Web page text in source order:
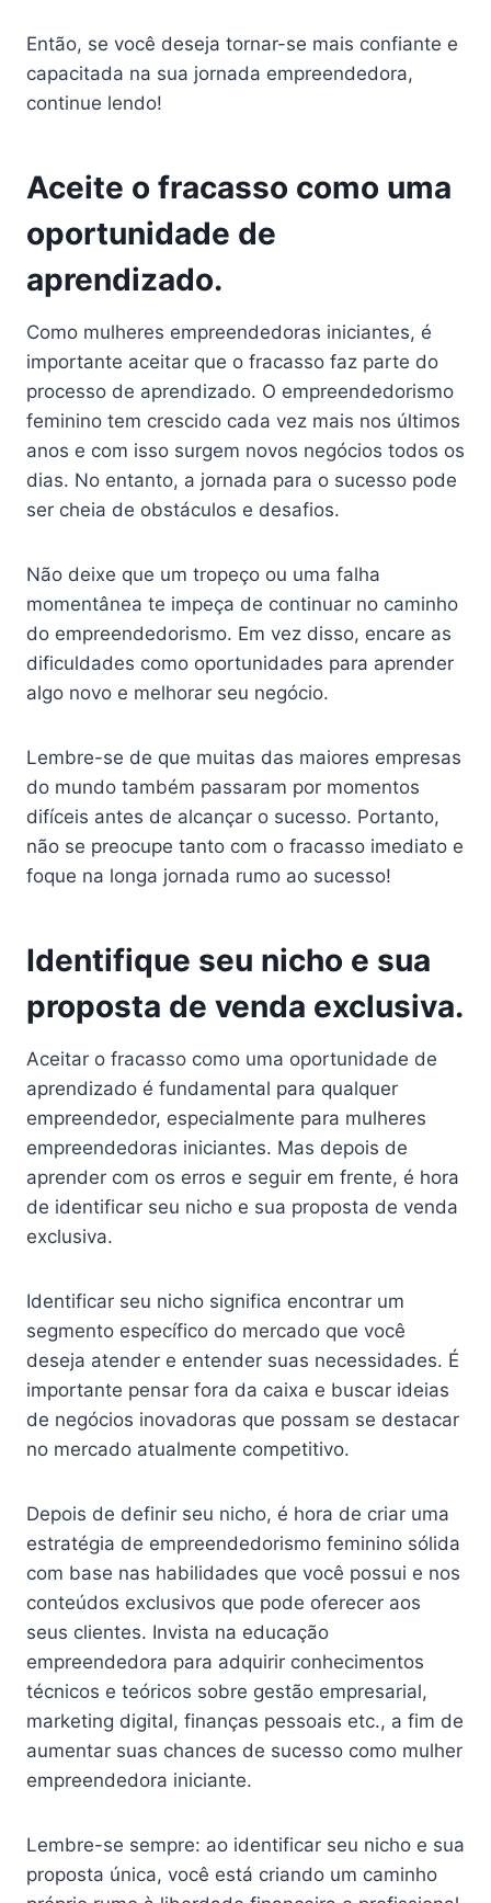
Então, se você deseja tornar-se mais confiante e
capacitada na sua jornada empreendedora,
continue lendo!
Aceite o fracasso como uma
oportunidade de
aprendizado.
Como mulheres empreendedoras iniciantes, é
importante aceitar que o fracasso faz parte do
processo de aprendizado. O empreendedorismo
feminino tem crescido cada vez mais nos últimos
anos e com isso surgem novos negócios todos os
dias. No entanto, a jornada para o sucesso pode
ser cheia de obstáculos e desafios.
Não deixe que um tropeço ou uma falha
momentânea te impeça de continuar no caminho
do empreendedorismo. Em vez disso, encare as
dificuldades como oportunidades para aprender
algo novo e melhorar seu negócio.
Lembre-se de que muitas das maiores empresas
do mundo também passaram por momentos
difíceis antes de alcançar o sucesso. Portanto,
não se preocupe tanto com o fracasso imediato e
foque na longa jornada rumo ao sucesso!
Identifique seu nicho e sua
proposta de venda exclusiva.
Aceitar o fracasso como uma oportunidade de
aprendizado é fundamental para qualquer
empreendedor, especialmente para mulheres
empreendedoras iniciantes. Mas depois de
aprender com os erros e seguir em frente, é hora
de identificar seu nicho e sua proposta de venda
exclusiva.
Identificar seu nicho significa encontrar um
segmento específico do mercado que você
deseja atender e entender suas necessidades. É
importante pensar fora da caixa e buscar ideias
de negócios inovadoras que possam se destacar
no mercado atualmente competitivo.
Depois de definir seu nicho, é hora de criar uma
estratégia de empreendedorismo feminino sólida
com base nas habilidades que você possui e nos
conteúdos exclusivos que pode oferecer aos
seus clientes. Invista na educação
empreendedora para adquirir conhecimentos
técnicos e teóricos sobre gestão empresarial,
marketing digital, finanças pessoais etc., a fim de
aumentar suas chances de sucesso como mulher
empreendedora iniciante.
Lembre-se sempre: ao identificar seu nicho e sua
proposta única, você está criando um caminho